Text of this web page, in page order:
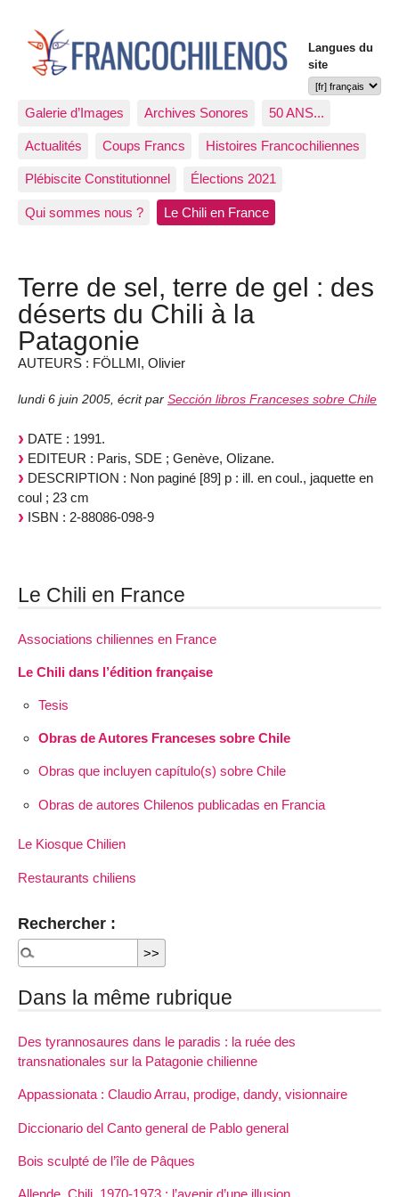
Langues du
site
Galerie d’Images Archives Sonores 50 ANS...
Actualités Coups Francs Histoires Francochiliennes
Plébiscite Constitutionnel Élections 2021
Qui sommes nous ? Le Chili en France
Terre de sel, terre de gel : des
déserts du Chili à la
Patagonie
AUTEURS : FÖLLMI, Olivier
lundi 6 juin 2005, écrit par Sección libros Franceses sobre Chile
DATE : 1991.
EDITEUR : Paris, SDE ; Genève, Olizane.
DESCRIPTION : Non paginé [89] p : ill. en coul., jaquette en
coul ; 23 cm
ISBN : 2-88086-098-9
Le Chili en France
Associations chiliennes en France
Le Chili dans l’édition française
Tesis
Obras de Autores Franceses sobre Chile
Obras que incluyen capítulo(s) sobre Chile
Obras de autores Chilenos publicadas en Francia
Le Kiosque Chilien
Restaurants chiliens
Rechercher :
Dans la même rubrique
Des tyrannosaures dans le paradis : la ruée des
transnationales sur la Patagonie chilienne
Appassionata : Claudio Arrau, prodige, dandy, visionnaire
Diccionario del Canto general de Pablo general
Bois sculpté de l’île de Pâques
Allende, Chili, 1970-1973 : l’avenir d’une illusion